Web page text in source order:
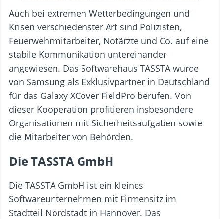
Auch bei extremen Wetterbedingungen und
Krisen verschiedenster Art sind Polizisten,
Feuerwehrmitarbeiter, Notärzte und Co. auf eine
stabile Kommunikation untereinander
angewiesen. Das Softwarehaus TASSTA wurde
von Samsung als Exklusivpartner in Deutschland
für das Galaxy XCover FieldPro berufen. Von
dieser Kooperation profitieren insbesondere
Organisationen mit Sicherheitsaufgaben sowie
die Mitarbeiter von Behörden.
Die TASSTA GmbH
Die TASSTA GmbH ist ein kleines
Softwareunternehmen mit Firmensitz im
Stadtteil Nordstadt in Hannover. Das